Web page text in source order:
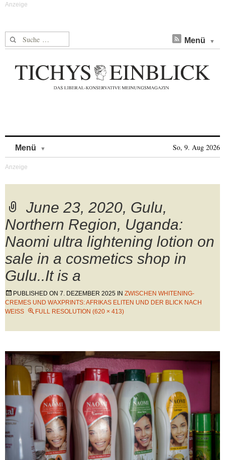
Suche nach: Menü
Menü So, 9. Aug 2026
June 23, 2020, Gulu,
Northern Region, Uganda:
Naomi ultra lightening lotion on
sale in a cosmetics shop in
Gulu..It is a
PUBLISHED ON 7. DEZEMBER 2025 IN ZWISCHEN WHITENING-
CREMES UND WAXPRINTS: AFRIKAS ELITEN UND DER BLICK NACH
WEISS
FULL RESOLUTION (620 × 413)